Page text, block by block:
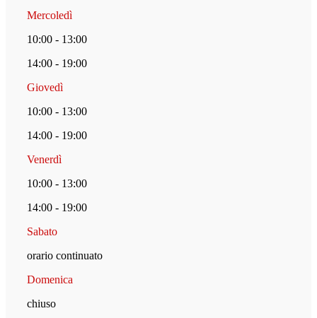
Mercoledì
10:00 - 13:00
14:00 - 19:00
Giovedì
10:00 - 13:00
14:00 - 19:00
Venerdì
10:00 - 13:00
14:00 - 19:00
Sabato
orario continuato
Domenica
chiuso